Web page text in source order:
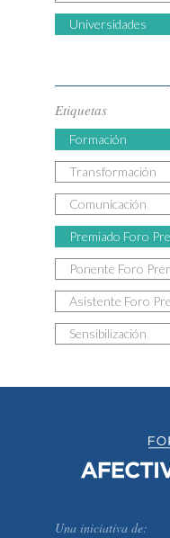
Universidades
Etiquetas
Formación
Transformación
Comunicación
Premiado Foro
Ponente Foro
Asistente Foro
Sensibilización
Una iniciativa de: